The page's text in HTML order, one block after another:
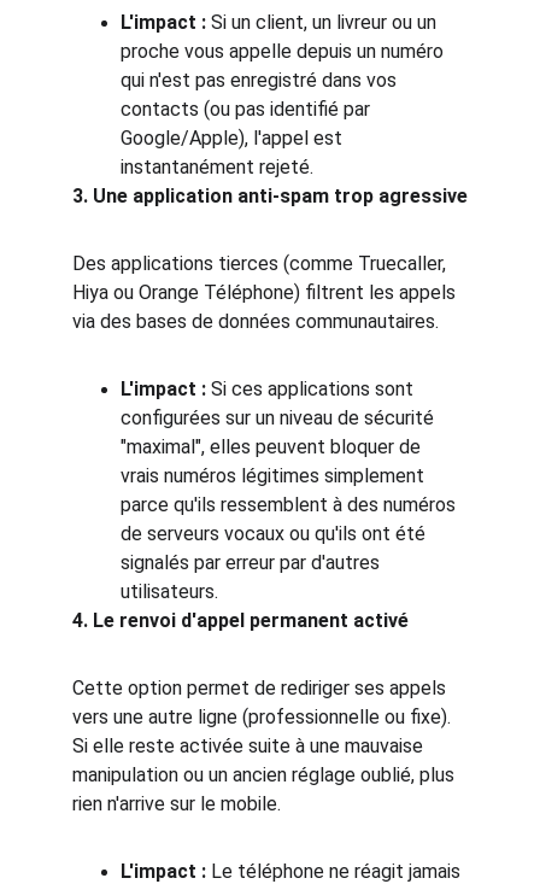
L'impact : Si un client, un livreur ou un
proche vous appelle depuis un numéro
qui n'est pas enregistré dans vos
contacts (ou pas identifié par
Google/Apple), l'appel est
instantanément rejeté.
3. Une application anti-spam trop agressive
Des applications tierces (comme Truecaller,
Hiya ou Orange Téléphone) filtrent les appels
via des bases de données communautaires.
L'impact : Si ces applications sont
configurées sur un niveau de sécurité
"maximal", elles peuvent bloquer de
vrais numéros légitimes simplement
parce qu'ils ressemblent à des numéros
de serveurs vocaux ou qu'ils ont été
signalés par erreur par d'autres
utilisateurs.
4. Le renvoi d'appel permanent activé
Cette option permet de rediriger ses appels
vers une autre ligne (professionnelle ou fixe).
Si elle reste activée suite à une mauvaise
manipulation ou un ancien réglage oublié, plus
rien n'arrive sur le mobile.
L'impact : Le téléphone ne réagit jamais